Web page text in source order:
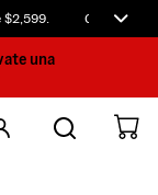
Compra
una